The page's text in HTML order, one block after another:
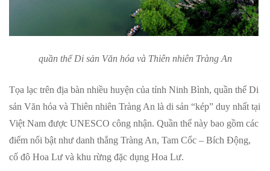
quần thể Di sản Văn hóa và Thiên nhiên Tràng An
Tọa lạc trên địa bàn nhiều huyện của tỉnh Ninh Bình, quần thể Di
sản Văn hóa và Thiên nhiên Tràng An là di sản “kép” duy nhất tại
Việt Nam được UNESCO công nhận. Quần thể này bao gồm các
điểm nổi bật như danh thắng Tràng An, Tam Cốc – Bích Động,
cố đô Hoa Lư và khu rừng đặc dụng Hoa Lư.